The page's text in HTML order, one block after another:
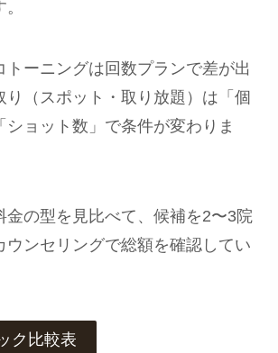
トーニングは回数プランで差が出
り（スポット・取り放題）は「個
ショット数」で条件が変わりま
金の型を見比べて、候補を2〜3院
ウンセリングで総額を確認してい
ク比較表